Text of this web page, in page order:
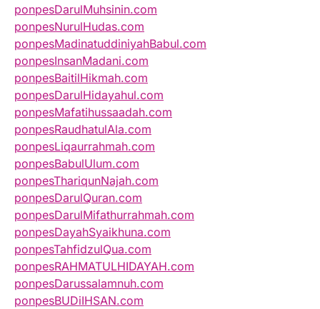
ponpesDarulMuhsinin.com
ponpesNurulHudas.com
ponpesMadinatuddiniyahBabul.com
ponpesInsanMadani.com
ponpesBaitilHikmah.com
ponpesDarulHidayahul.com
ponpesMafatihussaadah.com
ponpesRaudhatulAla.com
ponpesLiqaurrahmah.com
ponpesBabulUlum.com
ponpesThariqunNajah.com
ponpesDarulQuran.com
ponpesDarulMifathurrahmah.com
ponpesDayahSyaikhuna.com
ponpesTahfidzulQua.com
ponpesRAHMATULHIDAYAH.com
ponpesDarussalamnuh.com
ponpesBUDiIHSAN.com